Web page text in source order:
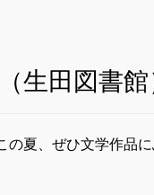
生田図書館
夏、ぜひ文学作品